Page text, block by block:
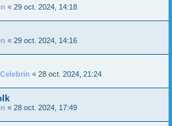
« 29 oct. 2024, 14:18
« 29 oct. 2024, 14:16
« 28 oct. 2024, 21:24
« 28 oct. 2024, 17:49